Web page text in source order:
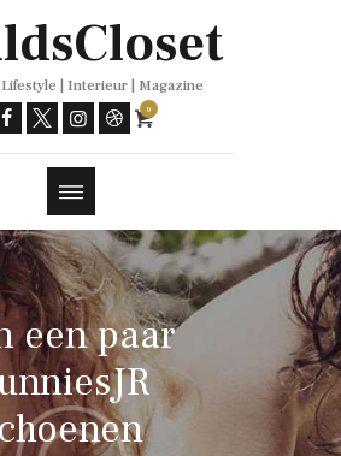
Lifestyle | Interieur | Magazine
0
een paar